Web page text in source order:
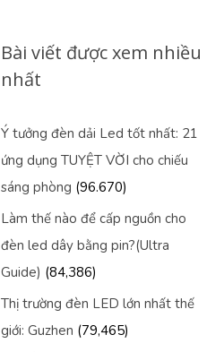
Bài viết được xem nhiều
nhất
Ý tưởng đèn dải Led tốt nhất: 21
ứng dụng TUYỆT VỜI cho chiếu
sáng phòng (96.670)
Làm thế nào để cấp nguồn cho
đèn led dây bằng pin?(Ultra
Guide) (84,386)
Thị trường đèn LED lớn nhất thế
giới: Guzhen (79,465)